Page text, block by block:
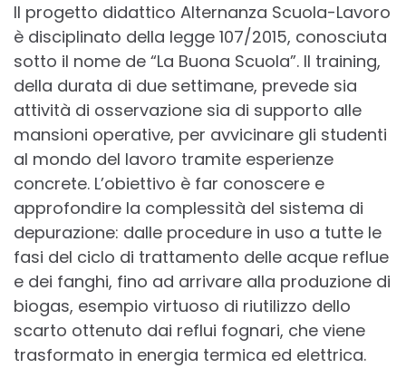
Il progetto didattico Alternanza Scuola-Lavoro
è disciplinato della legge 107/2015, conosciuta
sotto il nome de “La Buona Scuola”. Il training,
della durata di due settimane, prevede sia
attività di osservazione sia di supporto alle
mansioni operative, per avvicinare gli studenti
al mondo del lavoro tramite esperienze
concrete. L’obiettivo è far conoscere e
approfondire la complessità del sistema di
depurazione: dalle procedure in uso a tutte le
fasi del ciclo di trattamento delle acque reflue
e dei fanghi, fino ad arrivare alla produzione di
biogas, esempio virtuoso di riutilizzo dello
scarto ottenuto dai reflui fognari, che viene
trasformato in energia termica ed elettrica.